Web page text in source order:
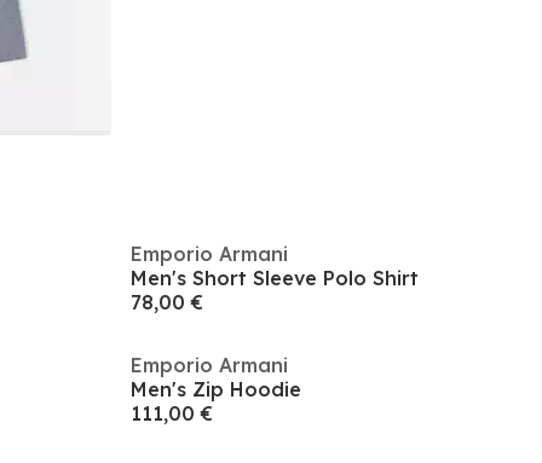
Emporio Armani
Men's Short Sleeve Polo Shirt
78,00 €
Emporio Armani
Men's Zip Hoodie
111,00 €